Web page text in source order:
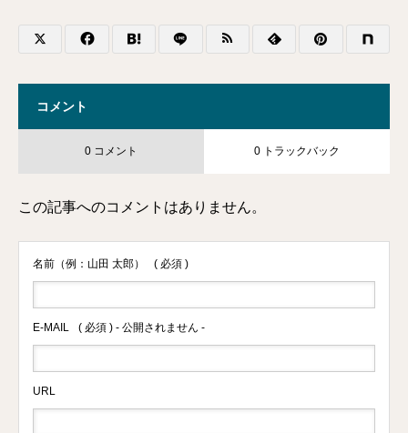
コメント
0 コメント 0 トラックバック
この記事へのコメントはありません。
名前（例：山田 太郎） ( 必須 )
E-MAIL ( 必須 ) - 公開されません -
URL